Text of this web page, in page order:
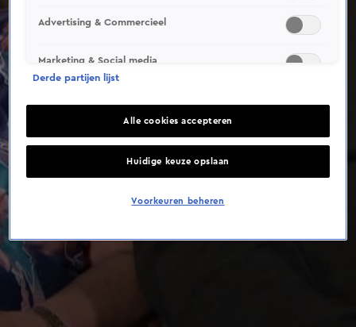
Advertising & Commercieel
Marketing & Social media
Derde partijen lijst
Alle cookies accepteren
Huidige keuze opslaan
Voorkeuren beheren